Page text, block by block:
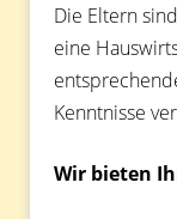
Die Eltern
eine
Kenntnisse
Wir bieten